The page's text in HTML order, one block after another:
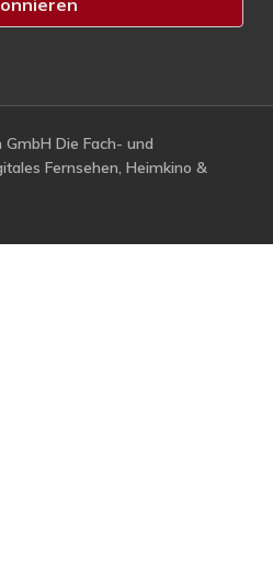
Die Fach- und
Fernsehen, Heimkino &